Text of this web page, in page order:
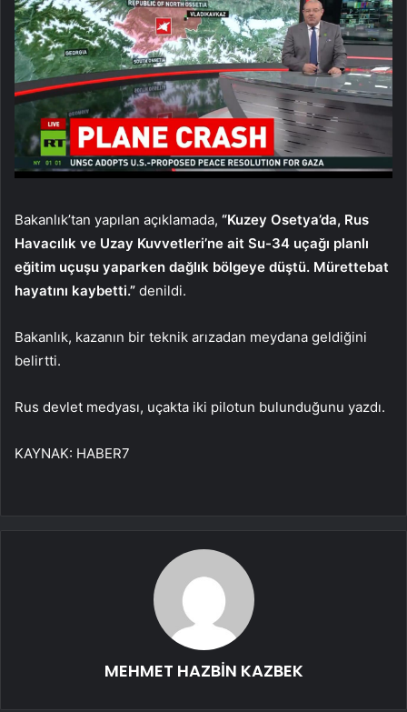
Bakanlık’tan yapılan açıklamada, “Kuzey Osetya’da, Rus
Havacılık ve Uzay Kuvvetleri’ne ait Su-34 uçağı planlı
eğitim uçuşu yaparken dağlık bölgeye düştü. Mürettebat
hayatını kaybetti.” denildi.
Bakanlık, kazanın bir teknik arızadan meydana geldiğini
belirtti.
Rus devlet medyası, uçakta iki pilotun bulunduğunu yazdı.
KAYNAK: HABER7
MEHMET HAZBİN KAZBEK